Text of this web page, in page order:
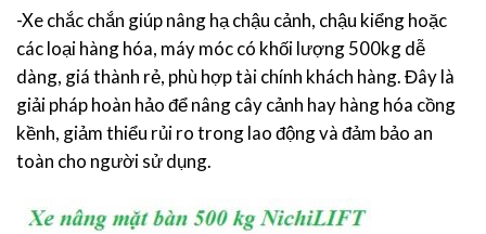
-Xe chắc chắn giúp nâng hạ chậu cảnh, chậu kiểng hoặc
các loại hàng hóa, máy móc có khối lượng 500kg dễ
dàng, giá thành rẻ, phù hợp tài chính khách hàng. Đây là
giải pháp hoàn hảo để nâng cây cảnh hay hàng hóa cồng
kềnh, giảm thiểu rủi ro trong lao động và đảm bảo an
toàn cho người sử dụng.